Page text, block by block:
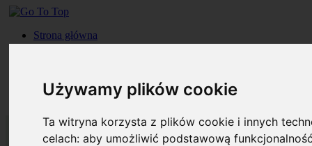
Używamy plików cookie
Ta witryna korzysta z plików cookie i innych
celach:aby umożliwić podstawową
Strona główna
Roczniki
Kontakt
Szukaj